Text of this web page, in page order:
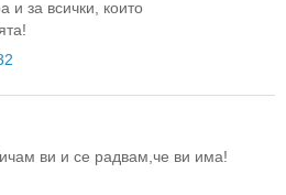
и за всички, които
ви и се радвам,че ви има!